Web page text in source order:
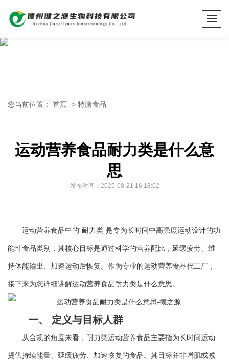
您当前位置： 首页 > 特膳食品
运动营养食品耐力类是什么意
思
发布时间：2025-08-21 16:18:02
运动营养食品中的“耐力类”是专为长时间中高强度运动设计的功
能性食品类别，其核心目标是通过科学的营养配比，延缓疲劳、维
持体能输出、加速运动后恢复。作为专业的运动营养食品代工厂，
接下来为您详细讲解运动营养食品耐力类是什么意思。
一、 定义与目标人群
从合规的角度来看，耐力类运动营养食品主要指为长时间运动
提供持续能量、延缓疲劳、加速恢复的食品。其目标并非增肌或减